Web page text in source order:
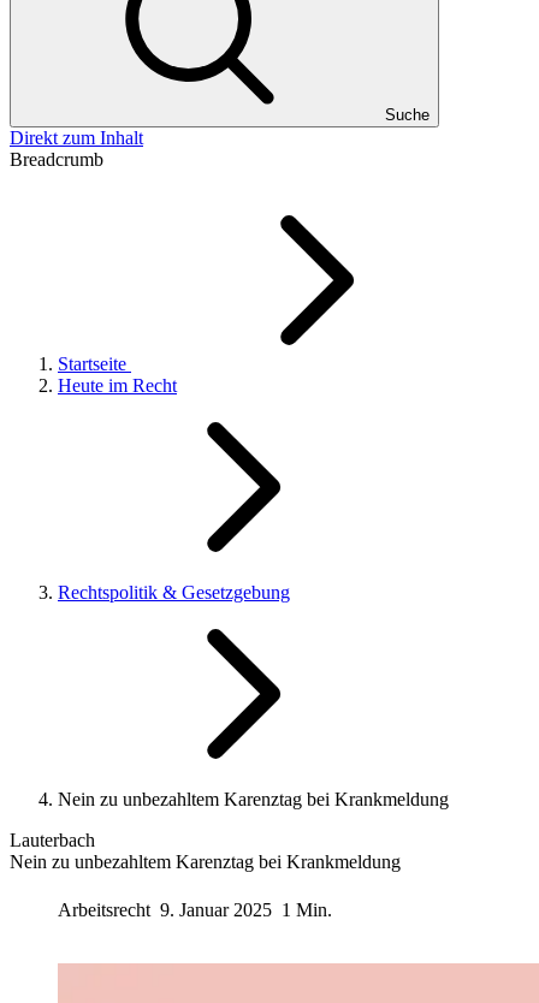
Suche
Direkt zum Inhalt
Breadcrumb
Startseite
Heute im Recht
Rechtspolitik & Gesetzgebung
Nein zu unbezahltem Karenztag bei Krankmeldung
Lauterbach
Nein zu unbezahltem Karenztag bei Krankmeldung
Arbeitsrecht 9. Januar 2025 1 Min.